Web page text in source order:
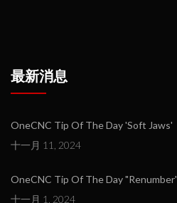
最新消息
OneCNC Tip Of The Day 'Soft Jaws'
十一月 11, 2024
OneCNC Tip Of The Day "Renumber'
十一月 1, 2024